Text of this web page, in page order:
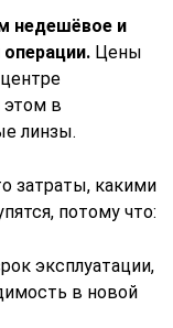
недешёвое и
Цены
этом в
линзы.
затраты, какими
потому что:
эксплуатации,
в новой